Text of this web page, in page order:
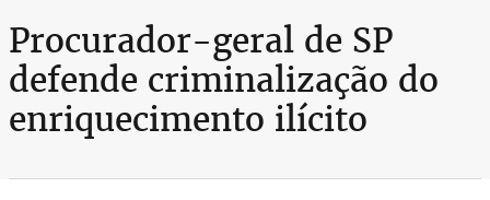
Procurador-geral de SP
defende criminalização do
enriquecimento ilícito